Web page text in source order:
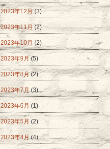
2023年12月(3)
2023年11月 (2)
2023年10月 (2)
2023年9月 (5)
2023年8月 (2)
2023年7月(3)
2023年6月 (1)
2023年5月 (2)
2023年4月(4)